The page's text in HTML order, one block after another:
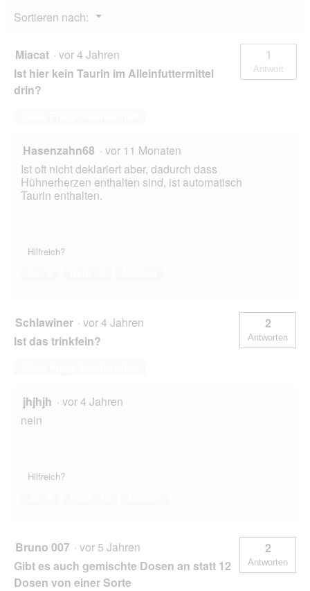
Sortieren nach:
▼
Menü
Miacat · vor 4 Jahren
Ist hier kein Taurin im Alleinfuttermittel
drin?
1
Antwort
Hasenzahn68 · vor 11 Monaten
Ist oft nicht deklariert aber, dadurch dass
Hühnerherzen enthalten sind, ist automatisch
Taurin enthalten.
Hilfreich?
Schlawiner · vor 4 Jahren
Ist das trinkfein?
2
Antworten
jhjhjh · vor 4 Jahren
nein
Hilfreich?
Bruno 007 · vor 5 Jahren
Gibt es auch gemischte Dosen an statt 12
Dosen von einer Sorte
2
Antworten